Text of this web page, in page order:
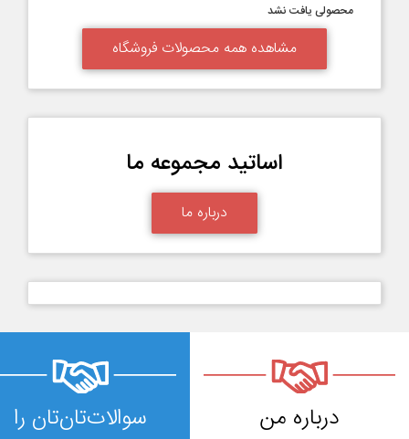
محصولی یافت نشد
مشاهده همه محصولات فروشگاه
اساتید مجموعه ما
درباره ما
درباره من
سوالات‌تان‌تان را